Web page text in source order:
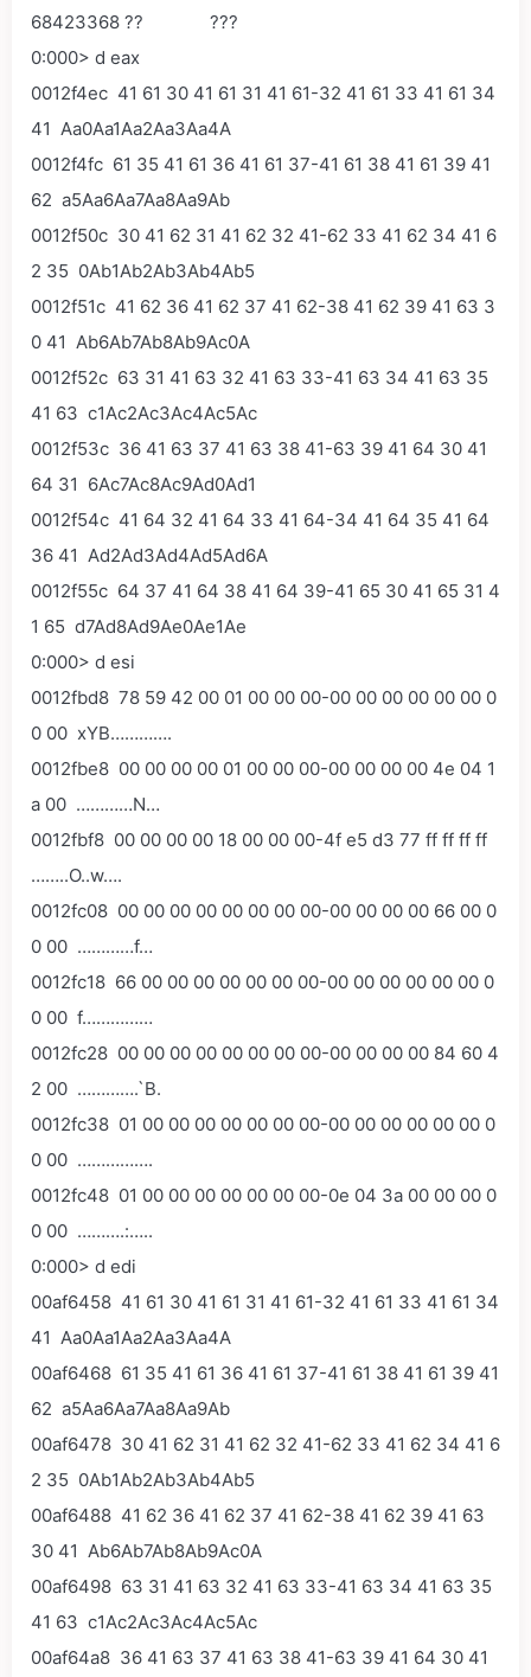
68423368 ?? ???
0:000> d eax
0012f4ec 41 61 30 41 61 31 41 61-32 41 61 33 41 61 34
41 Aa0Aa1Aa2Aa3Aa4A
0012f4fc 61 35 41 61 36 41 61 37-41 61 38 41 61 39 41
62 a5Aa6Aa7Aa8Aa9Ab
0012f50c 30 41 62 31 41 62 32 41-62 33 41 62 34 41 6
2 35 0Ab1Ab2Ab3Ab4Ab5
0012f51c 41 62 36 41 62 37 41 62-38 41 62 39 41 63 3
0 41 Ab6Ab7Ab8Ab9Ac0A
0012f52c 63 31 41 63 32 41 63 33-41 63 34 41 63 35
41 63 c1Ac2Ac3Ac4Ac5Ac
0012f53c 36 41 63 37 41 63 38 41-63 39 41 64 30 41
64 31 6Ac7Ac8Ac9Ad0Ad1
0012f54c 41 64 32 41 64 33 41 64-34 41 64 35 41 64
36 41 Ad2Ad3Ad4Ad5Ad6A
0012f55c 64 37 41 64 38 41 64 39-41 65 30 41 65 31 4
1 65 d7Ad8Ad9Ae0Ae1Ae
0:000> d esi
0012fbd8 78 59 42 00 01 00 00 00-00 00 00 00 00 00 0
0 00 xYB………….
0012fbe8 00 00 00 00 01 00 00 00-00 00 00 00 4e 04 1
a 00 …………N…
0012fbf8 00 00 00 00 18 00 00 00-4f e5 d3 77 ff ff ff ff
……..O..w….
0012fc08 00 00 00 00 00 00 00 00-00 00 00 00 66 00 0
0 00 …………f…
0012fc18 66 00 00 00 00 00 00 00-00 00 00 00 00 00 0
0 00 f……………
0012fc28 00 00 00 00 00 00 00 00-00 00 00 00 84 60 4
2 00 ………….`B.
0012fc38 01 00 00 00 00 00 00 00-00 00 00 00 00 00 0
0 00 …………….
0012fc48 01 00 00 00 00 00 00 00-0e 04 3a 00 00 00 0
0 00 ……….:…..
0:000> d edi
00af6458 41 61 30 41 61 31 41 61-32 41 61 33 41 61 34
41 Aa0Aa1Aa2Aa3Aa4A
00af6468 61 35 41 61 36 41 61 37-41 61 38 41 61 39 41
62 a5Aa6Aa7Aa8Aa9Ab
00af6478 30 41 62 31 41 62 32 41-62 33 41 62 34 41 6
2 35 0Ab1Ab2Ab3Ab4Ab5
00af6488 41 62 36 41 62 37 41 62-38 41 62 39 41 63
30 41 Ab6Ab7Ab8Ab9Ac0A
00af6498 63 31 41 63 32 41 63 33-41 63 34 41 63 35
41 63 c1Ac2Ac3Ac4Ac5Ac
00af64a8 36 41 63 37 41 63 38 41-63 39 41 64 30 41